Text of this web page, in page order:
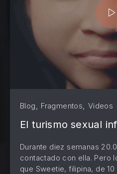
Blog, Fragmentos, Videos
El turismo sexual
Durante diez semanas
contactado con ella. Pero
que Sweetie, filipina, de